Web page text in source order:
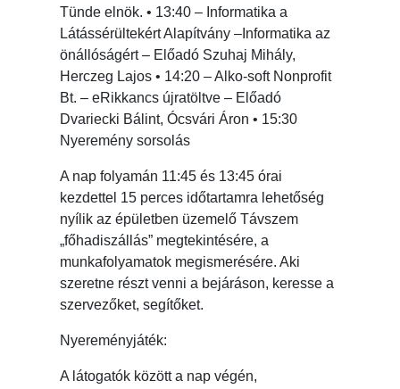
Tünde elnök. • 13:40 – Informatika a
Látássérültekért Alapítvány –Informatika az
önállóságért – Előadó Szuhaj Mihály,
Herczeg Lajos • 14:20 – Alko-soft Nonprofit
Bt. – eRikkancs újratöltve – Előadó
Dvariecki Bálint, Ócsvári Áron • 15:30
Nyeremény sorsolás
A nap folyamán 11:45 és 13:45 órai
kezdettel 15 perces időtartamra lehetőség
nyílik az épületben üzemelő Távszem
„főhadiszállás” megtekintésére, a
munkafolyamatok megismerésére. Aki
szeretne részt venni a bejáráson, keresse a
szervezőket, segítőket.
Nyereményjáték:
A látogatók között a nap végén,